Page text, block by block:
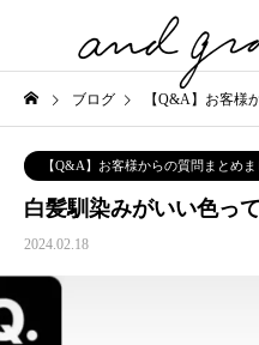
ブログ 【Q&A】お客様
【Q&A】お客様からの質問まとめま
白髪馴染みがいい色っ
2024.02.18